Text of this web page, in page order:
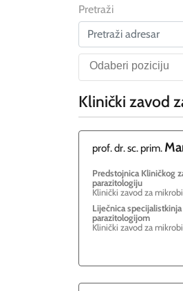
Pretraži
Klinički zavod
prof. dr. sc. prim.
Predstojnica Kliničkog
parazitologiju
Klinički zavod za
Liječnica
parazitologijom
Klinički zavod za